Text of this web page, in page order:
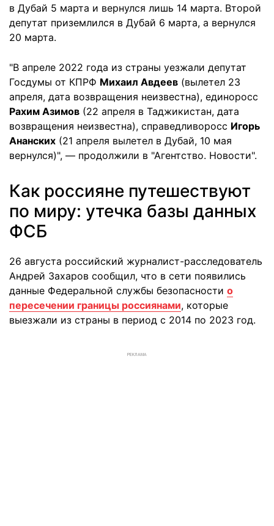
в Дубай 5 марта и вернулся лишь 14 марта. Второй
депутат приземлился в Дубай 6 марта, а вернулся
20 марта.
"В апреле 2022 года из страны уезжали депутат
Госдумы от КПРФ Михаил Авдеев (вылетел 23
апреля, дата возвращения неизвестна), единоросс
Рахим Азимов (22 апреля в Таджикистан, дата
возвращения неизвестна), справедливоросс Игорь
Ананских (21 апреля вылетел в Дубай, 10 мая
вернулся)", — продолжили в "Агентство. Новости".
Как россияне путешествуют
по миру: утечка базы данных
ФСБ
26 августа российский журналист-расследователь
Андрей Захаров сообщил, что в сети появились
данные Федеральной службы безопасности о
пересечении границы россиянами, которые
выезжали из страны в период с 2014 по 2023 год.
РЕКЛАМА